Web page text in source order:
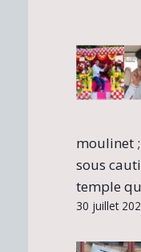
moulinet
sous
temple
30 juillet